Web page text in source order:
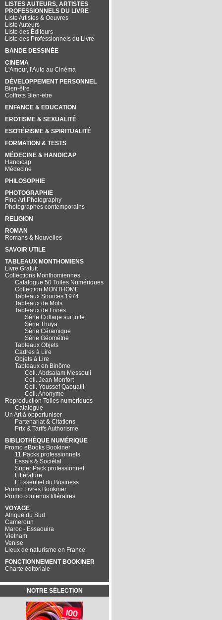
LISTES AUTEURS, ARTISTES
PROFESSIONNELS DU LIVRE
Liste Artistes & Oeuvres
Liste Auteurs
Liste des Éditeurs
Liste des Professionnels du Livre
BANDE DESSINÉE
CINEMA
L'Amour, l'Auto au Cinéma
DÉVELOPPEMENT PERSONNEL
Bien-être
Coffrets Bien-ëtre
ENFANCE & EDUCATION
EROTISME & SEXUALITÉ
ESOTÉRISME & SPIRITUALITÉ
FORMATION & TESTS
MÉDECINE & HANDICAP
Handicap
Médecine
PHILOSOPHIE
PHOTOGRAPHIE
Fine Art Photography
Photographes contemporains
RELIGION
ROMAN
Romans & Nouvelles
SAVOIR UTILE
TABLEAUX MONTHOMIENS
Livre Gratuit
Collections Monthomiennes
Catalogue 50 Toiles Numériques
Collection MONTHOME
Tableaux Sources 1974
Tableaux de Mots
Tableaux de Livres
Série Collage sur toile
Série Thuya
Série Céramique
Série Géométrie
Tableaux Objets
Cadres à Lire
Objets à Lire
Tableaux en Binôme
Coll. Abdsalam Messouli
Coll. Jean Monfort
Coll. Youssef Qaouatli
Coll. Anonyme
Reproduction Toiles numériques
Catalogue
Un Art à opportuniser
Partenariat & Citations
Prix & Tarifs Authorisme
BIBLIOTHÈQUE NUMÉRIQUE
Promo eBooks Bookiner
11 Packs professionnels
Essais & Sociétal
Super Pack professionnel
Littérature
L'Essentiel du Business
Promo Livres Bookiner
Promo contenus littéraires
VOYAGE
Afrique du Sud
Cameroun
Maroc - Essaouira
Vietnam
Venise
Lieux de naturisme en France
FONCTIONNEMENT BOOKINER
Charte éditoriale
NOTRE SÉLECTION